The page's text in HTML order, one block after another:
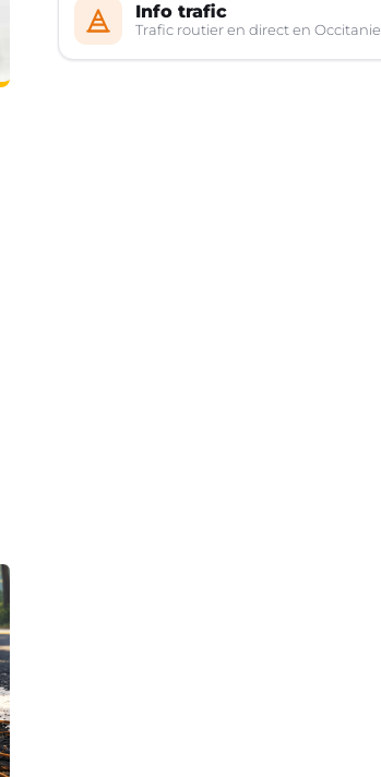
Info trafic
Trafic routier en direct en Occitanie